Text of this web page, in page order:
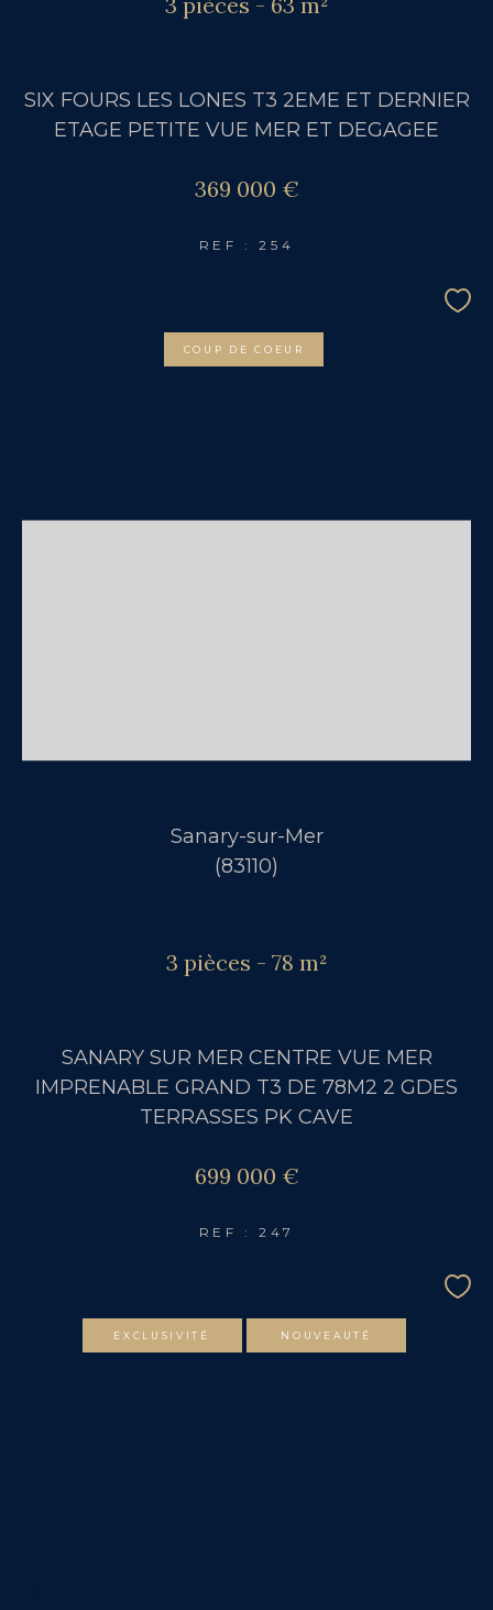
SIX FOURS LES LONES T3 2EME ET DERNIER
ETAGE PETITE VUE MER ET DEGAGEE
369 000 €
REF : 254
COUP DE COEUR
Sanary-sur-Mer
(83110)
3 pièces - 78 m²
SANARY SUR MER CENTRE VUE MER
IMPRENABLE GRAND T3 DE 78M2 2 GDES
TERRASSES PK CAVE
699 000 €
REF : 247
EXCLUSIVITÉ NOUVEAUTÉ